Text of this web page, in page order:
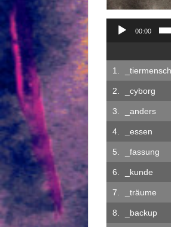
00:00
_tiermensch
_cyborg
_anders
_essen
_fassung
_kunde
_träume
_backup